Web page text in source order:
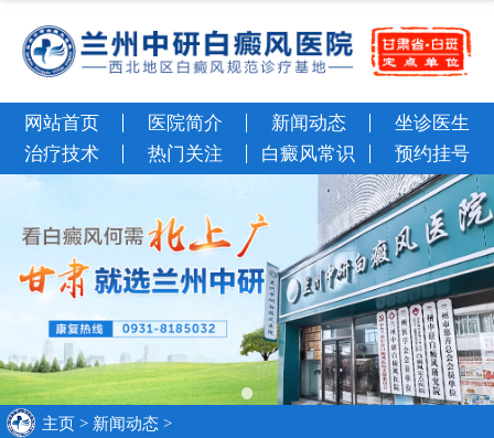
网站首页 医院简介 新闻动态
坐诊医生
治疗技术
热门关注 白癜风常识 预约挂号
主页 > 新闻动态 >